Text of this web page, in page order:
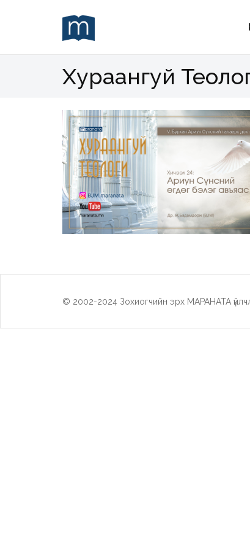
Хураангуй
© 2002-2024 Зохиогчийн эрх МАРАНАТА